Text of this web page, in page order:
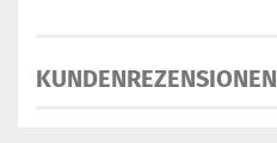
KUNDENREZENSIONEN